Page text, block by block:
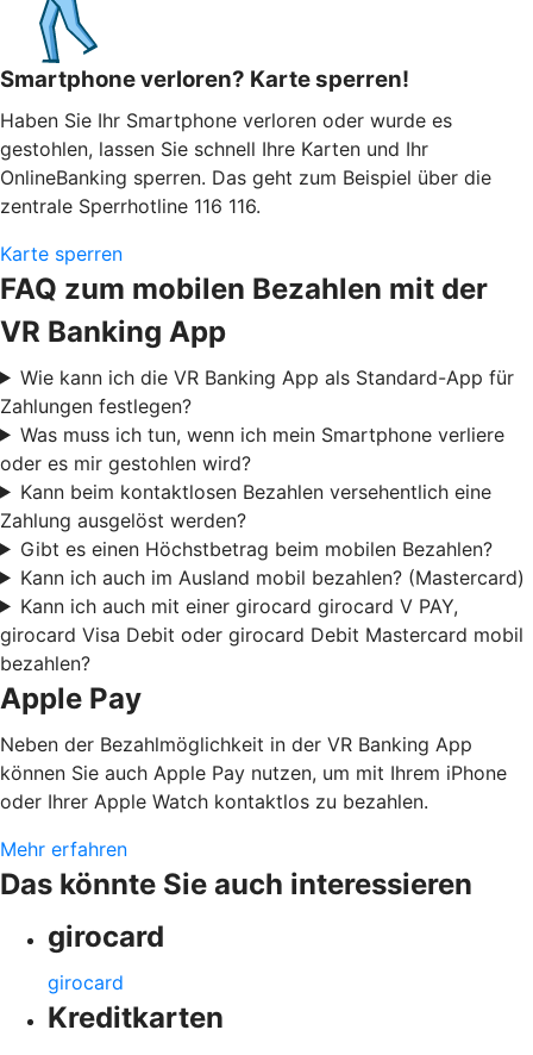
Smartphone verloren? Karte sperren!
Haben Sie Ihr Smartphone verloren oder wurde es
gestohlen, lassen Sie schnell Ihre Karten und Ihr
OnlineBanking sperren. Das geht zum Beispiel über die
zentrale Sperrhotline 116 116.
Karte sperren
FAQ zum mobilen Bezahlen mit der
VR Banking App
Wie kann ich die VR Banking App als Standard-App für
Zahlungen festlegen?
Was muss ich tun, wenn ich mein Smartphone verliere
oder es mir gestohlen wird?
Kann beim kontaktlosen Bezahlen versehentlich eine
Zahlung ausgelöst werden?
Gibt es einen Höchstbetrag beim mobilen Bezahlen?
Kann ich auch im Ausland mobil bezahlen? (Mastercard)
Kann ich auch mit einer girocard girocard V PAY,
girocard Visa Debit oder girocard Debit Mastercard mobil
bezahlen?
Apple Pay
Neben der Bezahlmöglichkeit in der VR Banking App
können Sie auch Apple Pay nutzen, um mit Ihrem iPhone
oder Ihrer Apple Watch kontaktlos zu bezahlen.
Mehr erfahren
Das könnte Sie auch interessieren
girocard
girocard
Kreditkarten